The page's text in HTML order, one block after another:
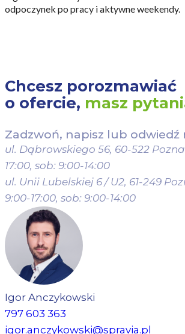
odpoczynek po pracy i aktywne weekendy.
dzień
Okolica jest dobrze skomunikowana z
miasta. W pobliżu kursują liczne linie
autobusowe, a niedaleko znajduje się pętla
również połączenia podmiejskie.
To lokalizacja, która ułatwia codzienne
uczelnię i w inne rejony miasta, a
spontanicznym wyjazdom poza Poznań.
Blisko zieleni
iterenów
Chcesz porozmawiać
o ofercie, masz
Zadzwoń, napisz lub odwiedź
ul. Dąbrowskiego 56, 60-522
17:00, sob: 9:00-14:00
ul. Unii Lubelskiej 6 / U2, 61-249
9:00-17:00, sob: 9:00-14:00
Igor Anczykowski
797 603 363
igor.anczykowski@spravia.pl